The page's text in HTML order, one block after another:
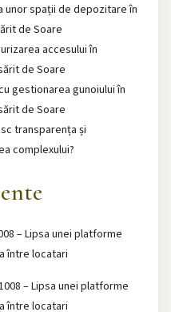
unor spații de depozitare în
de Soare
accesului în
de Soare
gestionarea gunoiului în
de Soare
transparența și
complexului?
– Lipsa unei platforme
între locatari
– Lipsa unei platforme
între locatari